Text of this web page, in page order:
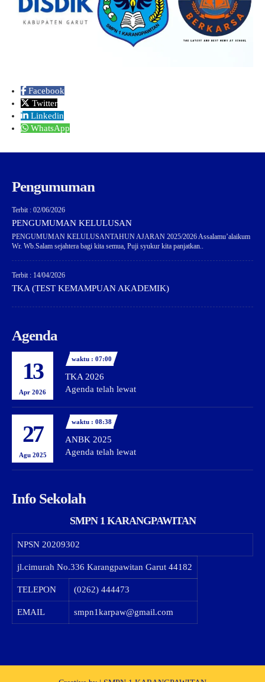
Facebook
Twitter
Linkedin
WhatsApp
Pengumuman
Terbit : 02/06/2026
PENGUMUMAN KELULUSAN
PENGUMUMAN KELULUSANTAHUN AJARAN 2025/2026 Assalamu’alaikum
Wr. Wb.Salam sejahtera bagi kita semua, Puji syukur kita panjatkan..
Terbit : 14/04/2026
TKA (TEST KEMAMPUAN AKADEMIK)
Agenda
13
Apr 2026
waktu : 07:00
TKA 2026
Agenda telah lewat
27
Agu 2025
waktu : 08:38
ANBK 2025
Agenda telah lewat
Info Sekolah
SMPN 1 KARANGPAWITAN
NPSN 20209302
jl.cimurah No.336 Karangpawitan Garut 44182
TELEPON (0262) 444473
EMAIL smpn1karpaw@gmail.com